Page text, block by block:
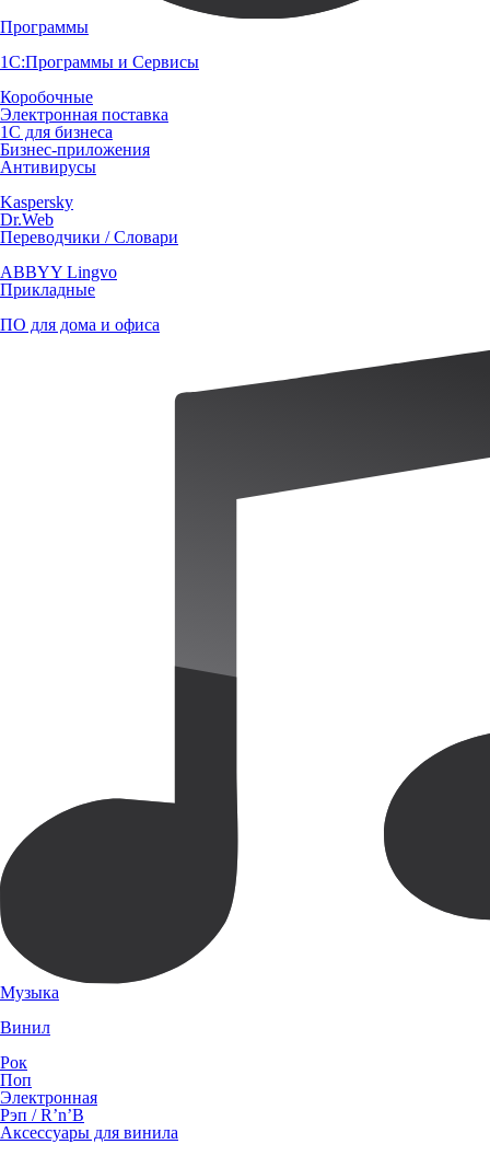
Программы
1С:Программы и Сервисы
Коробочные
Электронная поставка
1С для бизнеса
Бизнес-приложения
Антивирусы
Kaspersky
Dr.Web
Переводчики / Словари
ABBYY Lingvo
Прикладные
ПО для дома и офиса
Музыка
Винил
Рок
Поп
Электронная
Рэп / R’n’B
Аксессуары для винила